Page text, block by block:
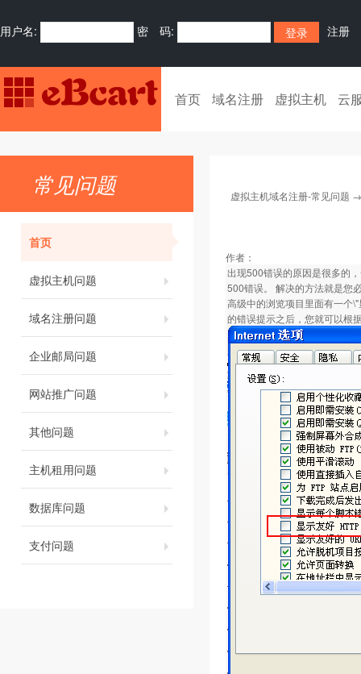
用户名: 密 码: 注册
首页 域名注册 虚拟主机 云
常见问题
首页
虚拟主机问题
域名注册问题
企业邮局问题
网站推广问题
其他问题
主机租用问题
数据库问题
支付问题
虚拟主机域名注册-常见问题
作者：
出现500错误的原因是很多的
500错误。 解决的方法就是您
高级中的浏览项目里面有一个
的错误提示之后，您就可以根